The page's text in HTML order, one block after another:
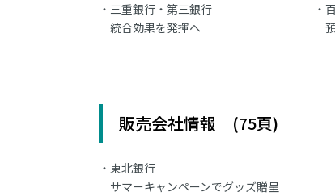
三重銀行・第三銀行
統合効果を発揮へ
販売会社情報 (75頁)
東北銀行
サマーキャンペーンでグッズ贈呈